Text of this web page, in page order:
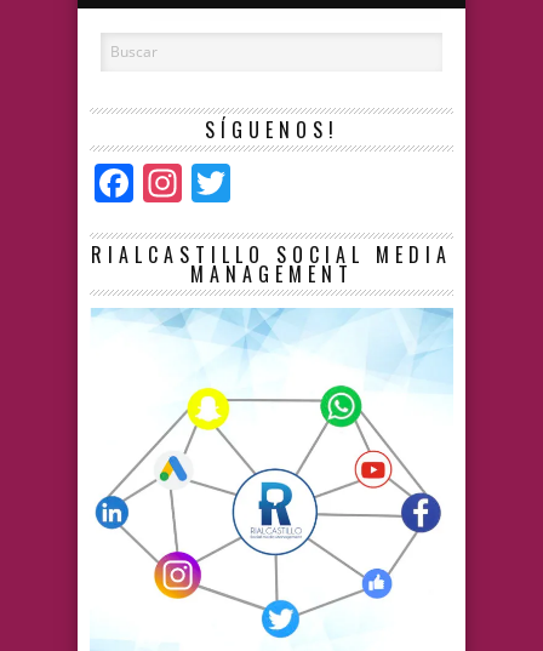
SÍGUENOS!
Facebook
Instagram
RIALCASTILLO SOCIAL MEDIA
MANAGEMENT